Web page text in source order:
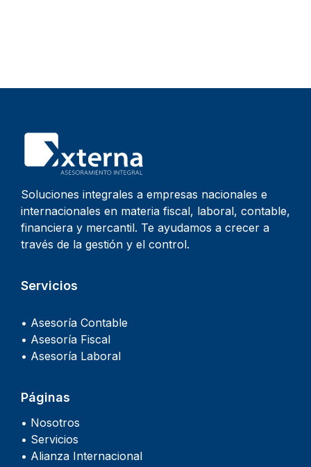
Soluciones integrales a empresas nacionales e
internacionales en materia fiscal, laboral, contable,
financiera y mercantil. Te ayudamos a crecer a
través de la gestión y el control.
Servicios
• Asesoría Contable
• Asesoría Fiscal
• Asesoría Laboral
Páginas
• Nosotros
• Servicios
• Alianza Internacional